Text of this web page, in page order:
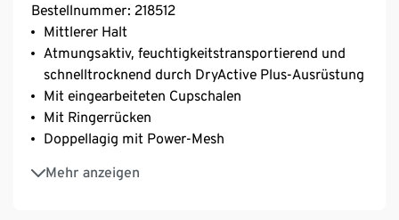
Bestellnummer: 218512
Mittlerer Halt
Atmungsaktiv, feuchtigkeitstransportierend und
schnelltrocknend durch DryActive Plus-Ausrüstung
Mit eingearbeiteten Cupschalen
Mit Ringerrücken
Doppellagig mit Power-Mesh
Mehr anzeigen
Optimaler Halt durch breites Unterbrustgummi
Rundhalsausschnitt